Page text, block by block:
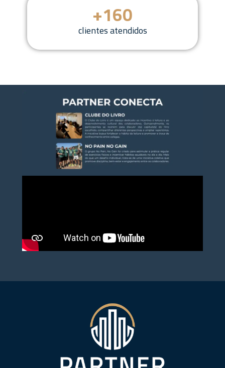
+160
clientes atendidos